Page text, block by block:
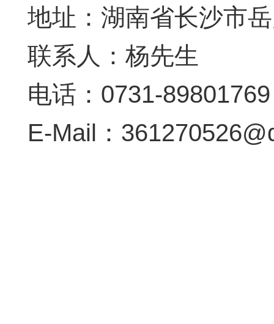
地址：湖南省长沙市
联系人：杨先生
电话：0731-89801769
E-Mail：